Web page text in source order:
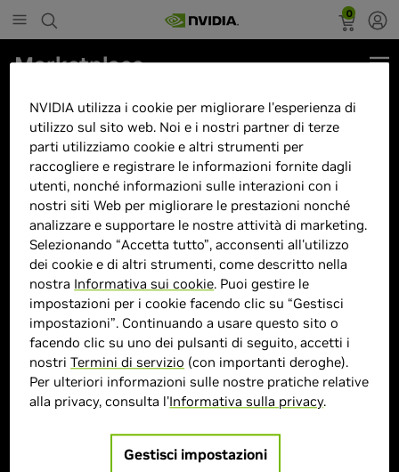
0
Marketplace
AK Rig – Pc Gaming – Galvorn –
Intel Core Ultra 5 225F / DDR5
32GB RGB / RTX 5060 8G / SSD
1TB / Powered by ASUS / Wi...
> GPU : GeForce RTX 5060
> CPU : Intel Core Ultra 5 225F
> Dimensione memoria : 32 GB DDR5
> Storage :
1000 SSD
NVIDIA utilizza i cookie per migliorare l'esperienza di
utilizzo sul sito web. Noi e i nostri partner di terze
parti utilizziamo cookie e altri strumenti per
raccogliere e registrare le informazioni fornite dagli
utenti, nonché informazioni sulle interazioni con i
nostri siti Web per migliorare le prestazioni nonché
analizzare e supportare le nostre attività di marketing.
Selezionando “Accetta tutto”, acconsenti all'utilizzo
dei cookie e di altri strumenti, come descritto nella
nostra Informativa sui cookie. Puoi gestire le
impostazioni per i cookie facendo clic su “Gestisci
impostazioni”. Continuando a usare questo sito o
facendo clic su uno dei pulsanti di seguito, accetti i
nostriTermini di servizio (con importanti deroghe).
Per ulteriori informazioni sulle nostre pratiche relative
alla privacy, consulta l'Informativa sulla privacy.
Gestisci impostazioni